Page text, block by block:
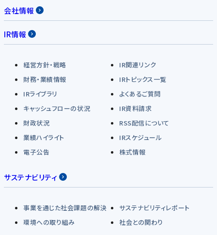
会社情報
IR情報
経営方針・戦略
IR関連リンク
財務・業績情報
IRトピックス一覧
IRライブラリ
よくあるご質問
キャッシュフローの状況
IR資料請求
財政状況
RSS配信について
業績ハイライト
IRスケジュール
電子公告
株式情報
サステナビリティ
事業を通じた社会課題の解決
サステナビリティレポート
環境への取り組み
社会との関わり